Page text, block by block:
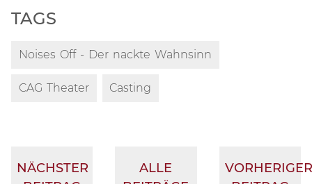
TAGS
Noises Off - Der nackte Wahnsinn
CAG Theater Casting
NÄCHSTER
ALLE
VORHERIGER